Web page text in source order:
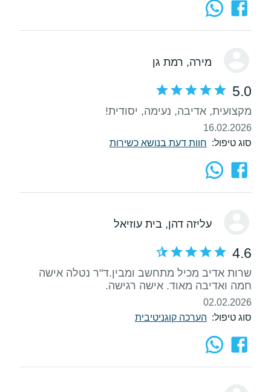
מירה, רמת גן
5.0
מקצועית, אדיבה, נעימה, יסודית!
16.02.2026
סוג טיפול: חוות דעת בנושא כשירות
עליזה דהן, בית עוזיאל
4.6
שרות אדיב מכיל מתחשב ומבין.ד"ר נטלה אישה
חמה ואדיבה מאוד. אישה רגישה.
02.02.2026
סוג טיפול: הערכה קוגניטיבית